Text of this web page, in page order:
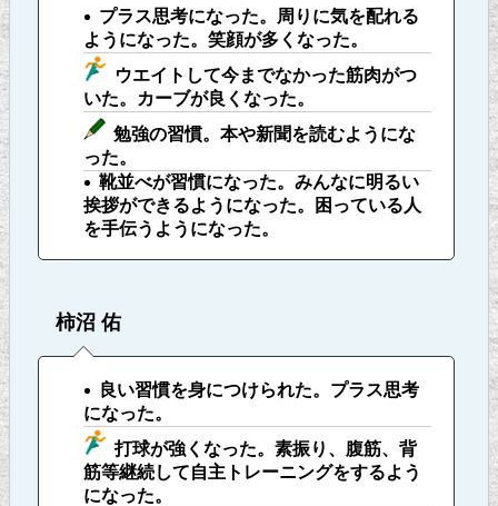
プラス思考になった。周りに気を配れる
ようになった。笑顔が多くなった。
ウエイトして今までなかった筋肉がつ
いた。カーブが良くなった。
勉強の習慣。本や新聞を読むようにな
った。
靴並べが習慣になった。みんなに明るい
挨拶ができるようになった。困っている人
を手伝うようになった。
柿沼 佑
良い習慣を身につけられた。プラス思考
になった。
打球が強くなった。素振り、腹筋、背
筋等継続して自主トレーニングをするよう
になった。